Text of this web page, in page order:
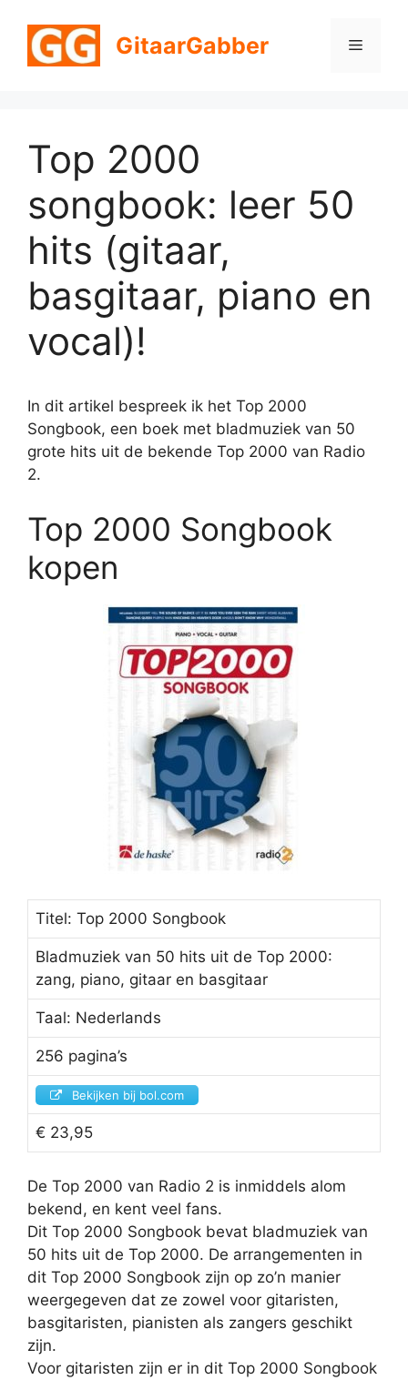
GitaarGabber Menu
Top 2000
songbook: leer 50
hits (gitaar,
basgitaar, piano en
vocal)!
In dit artikel bespreek ik het Top 2000
Songbook, een boek met bladmuziek van 50
grote hits uit de bekende Top 2000 van Radio
2.
Top 2000 Songbook
kopen
Titel: Top 2000 Songbook
Bladmuziek van 50 hits uit de Top 2000:
zang, piano, gitaar en basgitaar
Taal: Nederlands
256 pagina’s
Bekijken bij bol.com
€ 23,95
De Top 2000 van Radio 2 is inmiddels alom
bekend, en kent veel fans.
Dit Top 2000 Songbook bevat bladmuziek van
50 hits uit de Top 2000. De arrangementen in
dit Top 2000 Songbook zijn op zo’n manier
weergegeven dat ze zowel voor gitaristen,
basgitaristen, pianisten als zangers geschikt
zijn.
Voor gitaristen zijn er in dit Top 2000 Songbook